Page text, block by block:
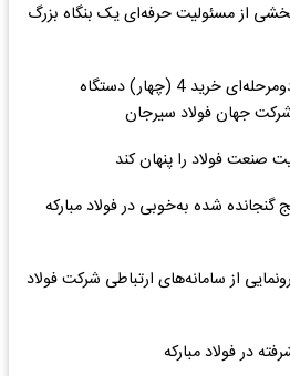
از مسئولیت حرفه‌ای یک بنگاه بزرگ
آگهی مناقصه عمومی دومرحله‌ای خرید 4 (چهار) دستگاه
جهان فولاد سیرجان
صنعت فولاد را پنهان کند
گنجانده شده به‌خوبی در فولاد مبارکه
از سامانه‌های ارتباطی شرکت فولاد